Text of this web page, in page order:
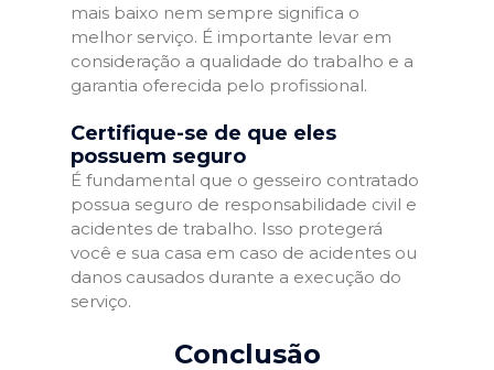
mais baixo nem sempre significa o
melhor serviço. É importante levar em
consideração a qualidade do trabalho e a
garantia oferecida pelo profissional.
Certifique-se de que eles
possuem seguro
É fundamental que o gesseiro contratado
possua seguro de responsabilidade civil e
acidentes de trabalho. Isso protegerá
você e sua casa em caso de acidentes ou
danos causados durante a execução do
serviço.
Conclusão